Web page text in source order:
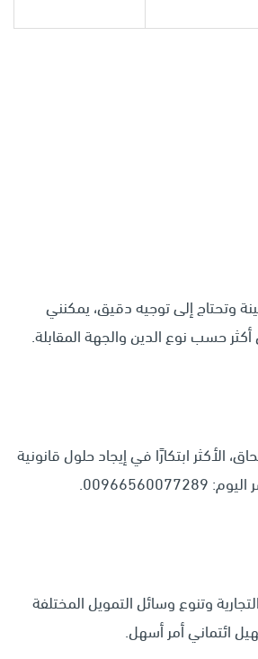
وتحتاج إلى توجيه دقيق، يمكنني
حسب نوع الدين والجهة المقابلة.
الأكثر ابتكارًا في إيجاد حلول قانونية
وتنوع وسائل التمويل المختلفة
ائتماني أمر أسهل.